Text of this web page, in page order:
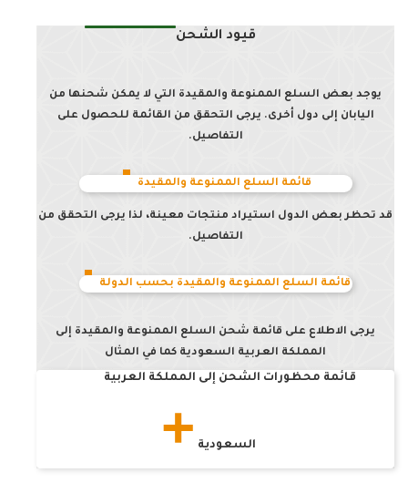
قيود الشحن
يوجد بعض السلع الممنوعة والمقيدة التي لا يمكن شحنها من
اليابان إلى دول أخرى. يرجى التحقق من القائمة للحصول على
التفاصيل.
قائمة السلع الممنوعة والمقيدة
قد تحظر بعض الدول استيراد منتجات معينة، لذا يرجى التحقق من
التفاصيل.
قائمة السلع الممنوعة والمقيدة بحسب الدولة
يرجى الاطلاع على قائمة شحن السلع الممنوعة والمقيدة إلى
المملكة العربية السعودية كما في المثال
قائمة محظورات الشحن إلى المملكة العربية
السعودية